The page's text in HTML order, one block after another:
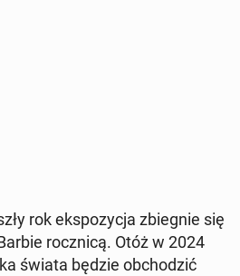
rok eks­po­zy­cja zbie­gnie się
rocz­ni­cą. Otóż w 2024
świata będzie ob­cho­dzić